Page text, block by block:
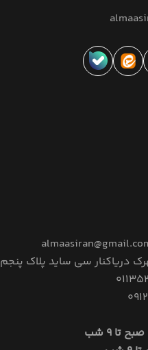
دریاکنار سی ساید پلاک پنجم